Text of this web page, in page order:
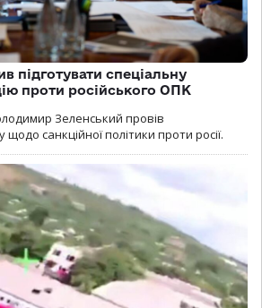
підготувати спеціальну
проти російського ОПК
Зеленський провів
санкційної політики проти росії.